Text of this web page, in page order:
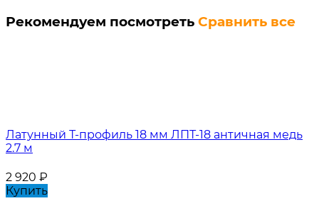
Рекомендуем посмотреть Сравнить все
Латунный Т-профиль 18 мм ЛПТ-18 античная медь
2.7 м
2 920 ₽
Купить